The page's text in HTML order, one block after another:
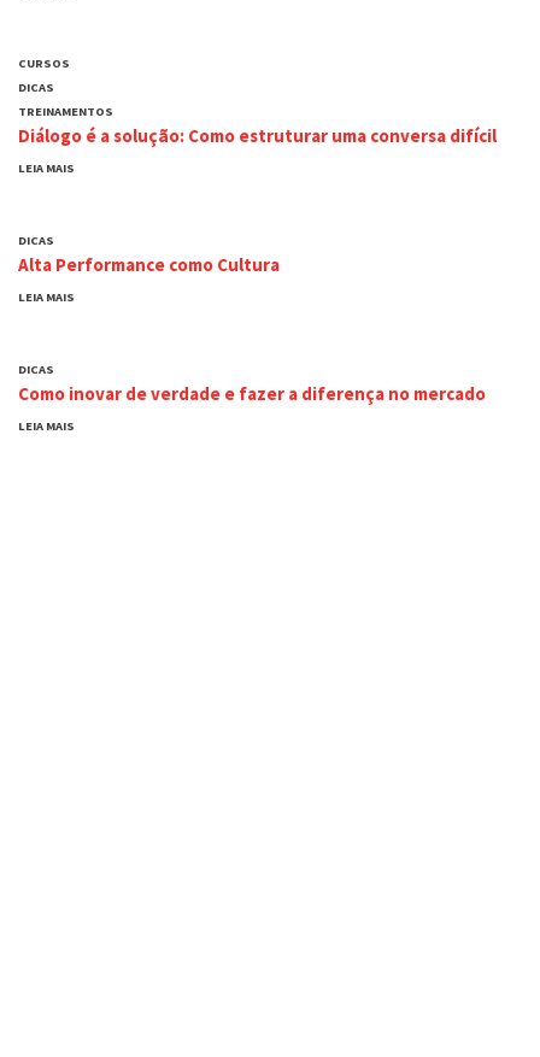
CURSOS
DICAS
TREINAMENTOS
Diálogo é a solução: Como estruturar uma conversa difícil
LEIA MAIS
DICAS
Alta Performance como Cultura
LEIA MAIS
DICAS
Como inovar de verdade e fazer a diferença no mercado
LEIA MAIS